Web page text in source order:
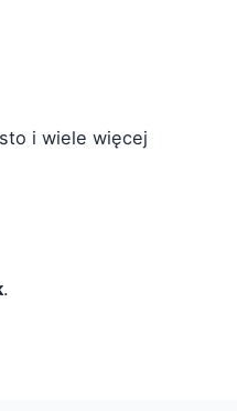
i wiele więcej
.